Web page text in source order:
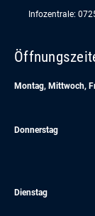
Infozentrale:
Montag, Mittwoch,
Donnerstag
Dienstag